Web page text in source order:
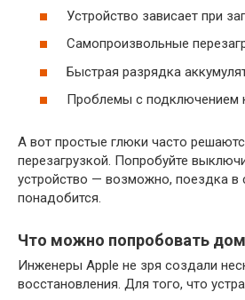
Устройство зависает при
Самопроизвольные
Быстрая разрядка
Проблемы с подключением
А вот простые глюки часто
перезагрузкой. Попробуйте
устройство — возможно, поездка в
понадобится.
Что можно попробовать
Инженеры Apple не зря создали
восстановления. Для того, что